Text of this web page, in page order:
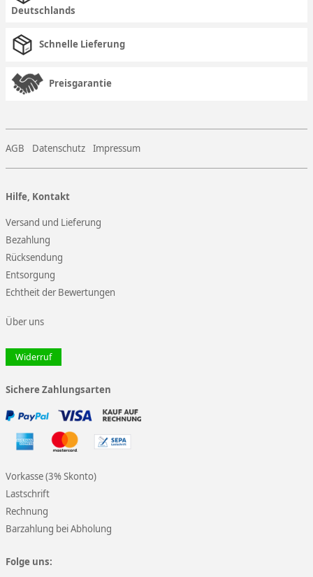
Deutschlands
Schnelle Lieferung
Preisgarantie
AGB Datenschutz Impressum
Hilfe, Kontakt
Versand und Lieferung
Bezahlung
Rücksendung
Entsorgung
Echtheit der Bewertungen
Über uns
Widerruf
Sichere Zahlungsarten
Vorkasse (3% Skonto)
Lastschrift
Rechnung
Barzahlung bei Abholung
Folge uns: